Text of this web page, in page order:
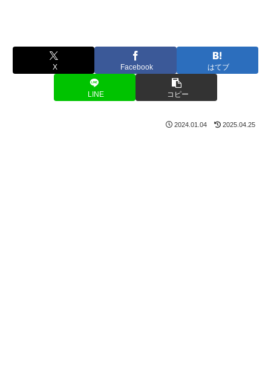
X Facebook はてブ
LINE コピー
2024.01.04 2025.04.25